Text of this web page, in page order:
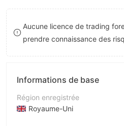
9 7
8
9
8
9
Aucune licence de trading
prendre connaissance des
Informations de base
Région enregistrée
Royaume-Uni